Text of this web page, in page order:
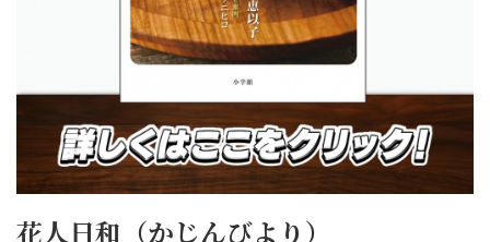
花人日和（かじんびより）